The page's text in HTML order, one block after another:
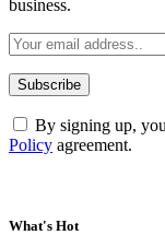
business.
By signing up,
Policy agreement.
What's Hot